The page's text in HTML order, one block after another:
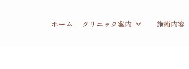
ホーム クリニック案内 施術内容